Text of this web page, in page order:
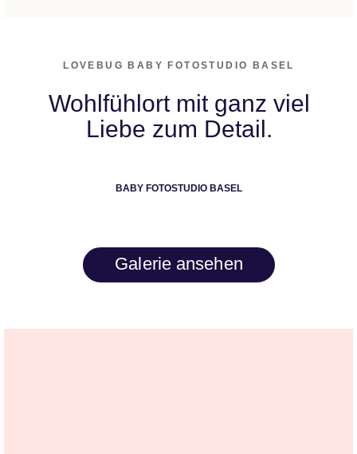
LOVEBUG BABY FOTOSTUDIO BASEL
Wohlfühlort mit ganz viel
Liebe zum Detail.
BABY FOTOSTUDIO BASEL
Galerie ansehen